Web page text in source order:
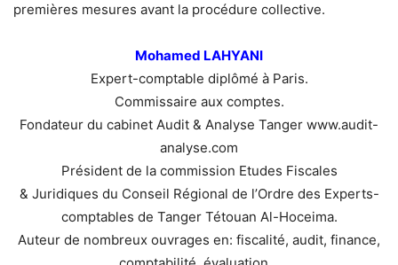
premières mesures avant la procédure collective.
Mohamed LAHYANI
Expert-comptable diplômé à Paris.
Commissaire aux comptes.
Fondateur du cabinet Audit & Analyse Tanger www.audit-
analyse.com
Président de la commission Etudes Fiscales
& Juridiques du Conseil Régional de l’Ordre des Experts-
comptables de Tanger Tétouan Al-Hoceima.
Auteur de nombreux ouvrages en: fiscalité, audit, finance,